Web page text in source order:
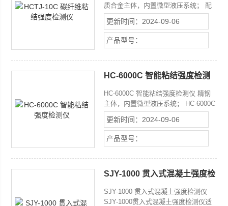
质合金主体，内置微型液压系统； 配
有HC-L3嵌入式数字压力仪表； 中文
设置菜单，数据可记录、查询、删除操
作； 数值10段折线修正，提高仪器精
度； 超低功耗设计，6小时无操作自动
更新时间：2024-09-06
产品型号：
HC-6000C 智能粘结强度检测
HC-6000C 智能粘结强度检测仪 精钢
主体，内置微型液压系统； HC-6000C
采用进口合金材料。内置微型液压系
统； HC-6000C配有嵌入式数字压力仪
表； HC-6000C可选配上位机软件，可
自动生成检测报告； 中文设置菜单，
功耗设计，无操作自动关机，连续工作
测量模式。
更新时间：2024-09-06
产品型号：
SJY-1000 贯入式混凝土强度检
SJY-1000 贯入式混凝土强度检测仪
SJY-1000贯入式混凝土强度检测仪适